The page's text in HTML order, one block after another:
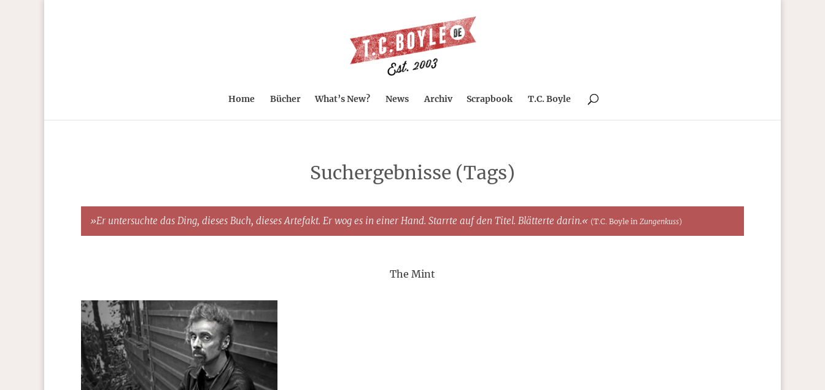
Home Bücher What’s New? News Archiv Scrapbook T.C. Boyle
Suchergebnisse (Tags)
»Er untersuchte das Ding, dieses Buch, dieses Artefakt. Er wog es in einer Hand. Starrte auf den Titel. Blätterte darin.« (T.C. Boyle in Zungenkuss)
The Mint